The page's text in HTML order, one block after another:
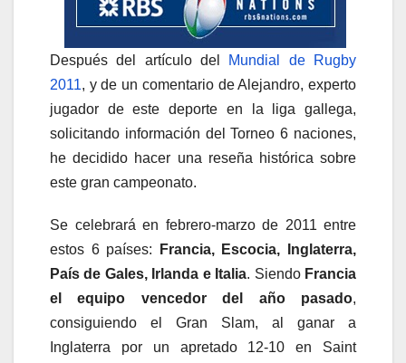
Después del artículo del Mundial de Rugby
2011, y de un comentario de Alejandro, experto
jugador de este deporte en la liga gallega,
solicitando información del Torneo 6 naciones,
he decidido hacer una reseña histórica sobre
este gran campeonato.
Se celebrará en febrero-marzo de 2011 entre
estos 6 países:
Francia, Escocia, Inglaterra,
País de Gales, Irlanda e Italia. Siendo Francia
el equipo vencedor del año pasado,
consiguiendo el Gran Slam, al ganar a
Inglaterra por un apretado 12-10 en Saint